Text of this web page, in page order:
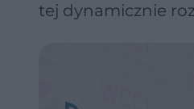
tej dynamicznie